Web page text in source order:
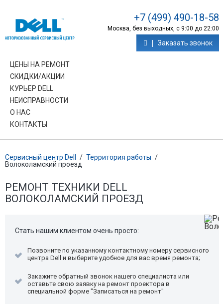
+7 (499) 490-18-58
Москва, без выходных, с 9:00 до 22:00
Заказать звонок
ЦЕНЫ НА РЕМОНТ
СКИДКИ/АКЦИИ
КУРЬЕР DELL
НЕИСПРАВНОСТИ
О НАС
КОНТАКТЫ
Сервисный центр Dell / Территория работы /
Волоколамский проезд
РЕМОНТ ТЕХНИКИ DELL
ВОЛОКОЛАМСКИЙ ПРОЕЗД
Стать нашим клиентом очень просто:
Позвоните по указанному контактному номеру сервисного
центра Dell и выберите удобное для вас время ремонта;
Закажите обратный звонок нашего специалиста или
оставьте свою заявку на ремонт проектора в
специальной форме "Записаться на ремонт"